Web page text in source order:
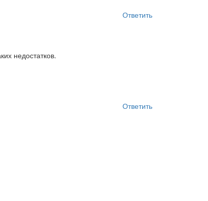
Ответить
недостатков.
Ответить